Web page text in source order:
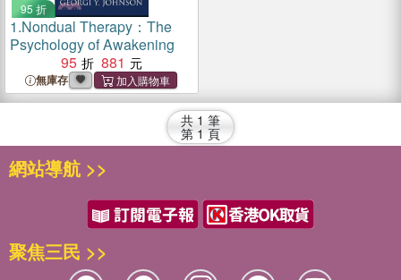
95 折
1.Nondual Therapy：The
Psychology of Awakening
95
881
無庫存
共 1 筆
第 1 頁
網站導航 >>
聚焦三民 >>